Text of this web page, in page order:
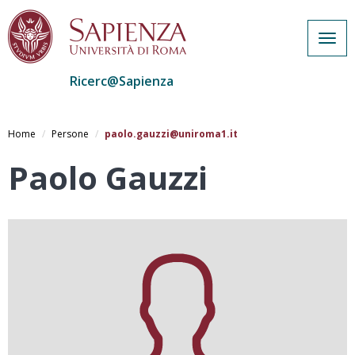
al
Ricerc@Sapienza
Home Persone paolo.gauzzi@uniroma1.it
Paolo Gauzzi